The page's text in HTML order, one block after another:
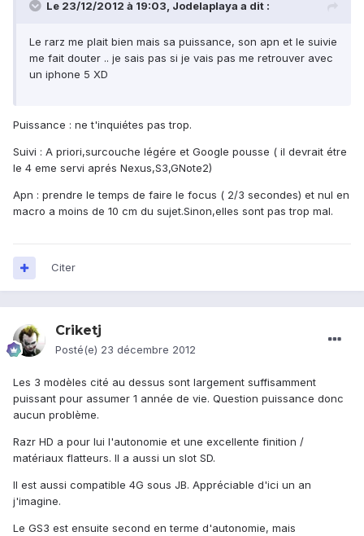
Le 23/12/2012 à 19:03, Jodelaplaya a dit :
Le rarz me plait bien mais sa puissance, son apn et le suivie
me fait douter .. je sais pas si je vais pas me retrouver avec
un iphone 5 XD
Puissance : ne t'inquiétes pas trop.
Suivi : A priori,surcouche légére et Google pousse ( il devrait étre
le 4 eme servi aprés Nexus,S3,GNote2)
Apn : prendre le temps de faire le focus ( 2/3 secondes) et nul en
macro a moins de 10 cm du sujet.Sinon,elles sont pas trop mal.
Citer
Criketj
Posté(e) 23 décembre 2012
Les 3 modèles cité au dessus sont largement suffisamment
puissant pour assumer 1 année de vie. Question puissance donc
aucun problème.
Razr HD a pour lui l'autonomie et une excellente finition /
matériaux flatteurs. Il a aussi un slot SD.
Il est aussi compatible 4G sous JB. Appréciable d'ici un an
j'imagine.
Le GS3 est ensuite second en terme d'autonomie, mais